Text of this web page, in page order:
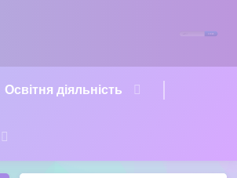
Освітня діяльність